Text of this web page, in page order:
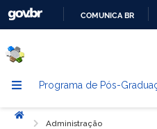
COMUNICA BR
Programa de Pós-
Início
Administração